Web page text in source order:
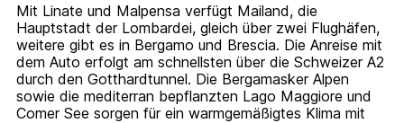
Mit Linate und Malpensa verfügt Mailand, die
Hauptstadt der Lombardei, gleich über zwei Flughäfen,
weitere gibt es in Bergamo und Brescia. Die Anreise mit
dem Auto erfolgt am schnellsten über die Schweizer A2
durch den Gotthardtunnel. Die Bergamasker Alpen
sowie die mediterran bepflanzten Lago Maggiore und
Comer See sorgen für ein warmgemäßigtes Klima mit